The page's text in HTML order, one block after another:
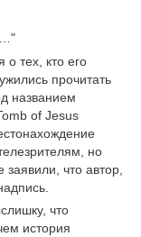
о тех, кто его
прочитать
названием
of Jesus
но
что автор,
что
история